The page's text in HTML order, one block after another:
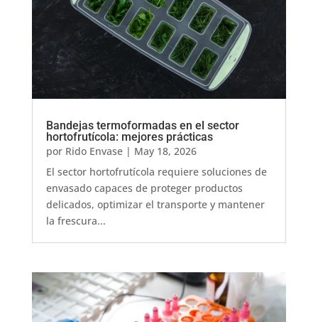
Bandejas termoformadas en el sector
hortofrutícola: mejores prácticas
por Rido Envase| May 18, 2026
El sector hortofrutícola requiere soluciones de
envasado capaces de proteger productos
delicados, optimizar el transporte y mantener
la frescura...